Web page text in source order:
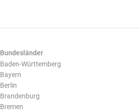
Bundesländer
Baden-Württemberg
Bayern
Berlin
Brandenburg
Bremen